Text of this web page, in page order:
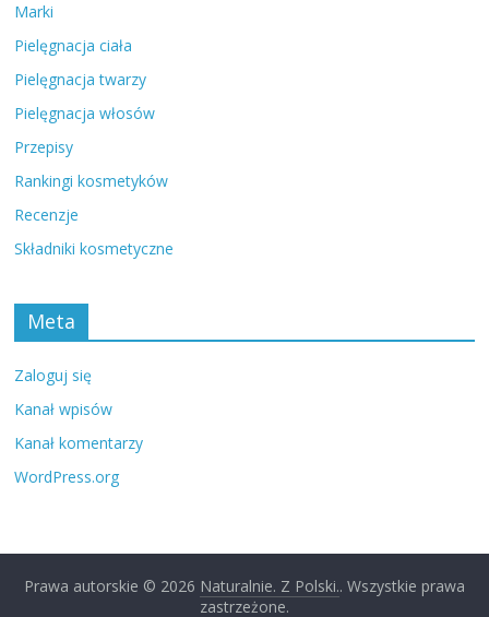
Marki
Pielęgnacja ciała
Pielęgnacja twarzy
Pielęgnacja włosów
Przepisy
Rankingi kosmetyków
Recenzje
Składniki kosmetyczne
Meta
Zaloguj się
Kanał wpisów
Kanał komentarzy
WordPress.org
Prawa autorskie © 2026 Naturalnie. Z Polski.. Wszystkie prawa
zastrzeżone.